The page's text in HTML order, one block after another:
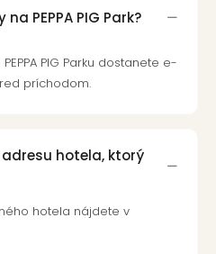
PEPPA PIG Park?
PIG Parku dostanete e-
príchodom.
hotela, ktorý
hotela nájdete v